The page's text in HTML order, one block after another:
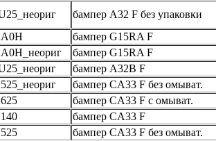
бампер A32 F без упаковки
бампер G15RA F
бампер G15RA F
бампер A32B F
бампер CA33 F без омыват.
бампер CA33 F с омыват.
бампер CA33 F
бампер CA33 F без омыват.